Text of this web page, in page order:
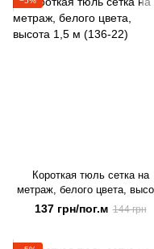
Короткая тюль сетка на
метраж, белого цвета,
1,5 м (136-22)
137 грн/пог.м 144 грн